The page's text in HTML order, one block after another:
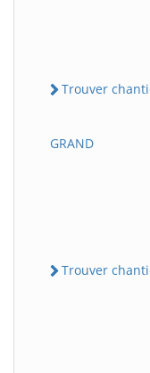
Trouver
GRAND
Trouver